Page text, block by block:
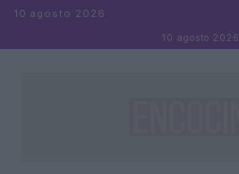
Saltar al contenido
10 agosto 2026
10 agosto 2026